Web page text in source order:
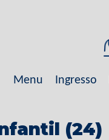
Menu Ingresso
(24)